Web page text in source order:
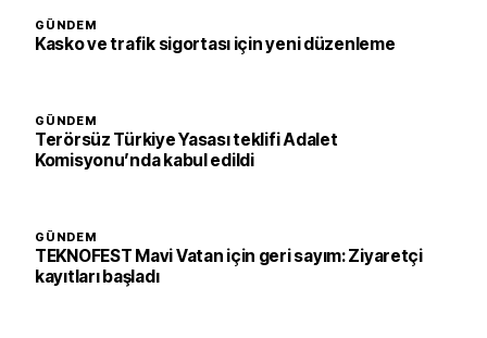
GÜNDEM
Kasko ve trafik sigortası için yeni düzenleme
GÜNDEM
Terörsüz Türkiye Yasası teklifi Adalet
Komisyonu’nda kabul edildi
GÜNDEM
TEKNOFEST Mavi Vatan için geri sayım: Ziyaretçi
kayıtları başladı